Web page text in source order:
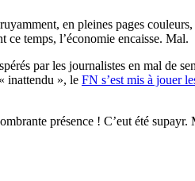
en pleines pages
temps, l’économie encaisse. Mal.
par les journalistes en mal de
inattendu », le FN s’est mis à jouer
présence ! C’eut été supayr.